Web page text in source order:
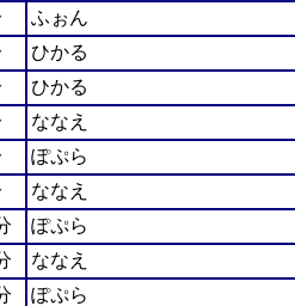
ふぉん
ひかる
ひかる
ななえ
ぽぷら
ななえ
ぽぷら
ななえ
ぽぷら